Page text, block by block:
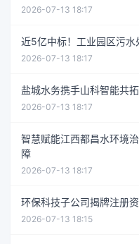
2026-07-13 18:17
近5亿中标！工业园区污水
2026-07-13 18:17
盐城水务携手山科智能共
2026-07-13 18:17
智慧赋能江西都昌水环境
障
2026-07-13 18:17
环保科技子公司揭牌注册
2026-07-13 18:15